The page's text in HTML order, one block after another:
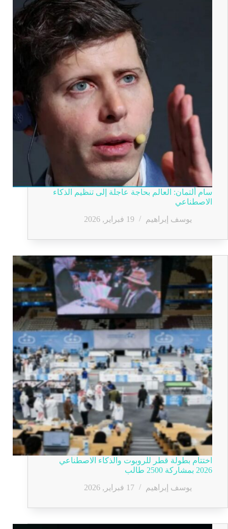
سام ألتمان: العالم بحاجة عاجلة إلى تنظيم الذكاء
الاصطناعي
يوسف إبراهيم
19 فبراير, 2026
اختتام بطولة قطر للروبوت والذكاء الاصطناعي
2026 بمشاركة 2500 طالب
يوسف إبراهيم
17 فبراير, 2026